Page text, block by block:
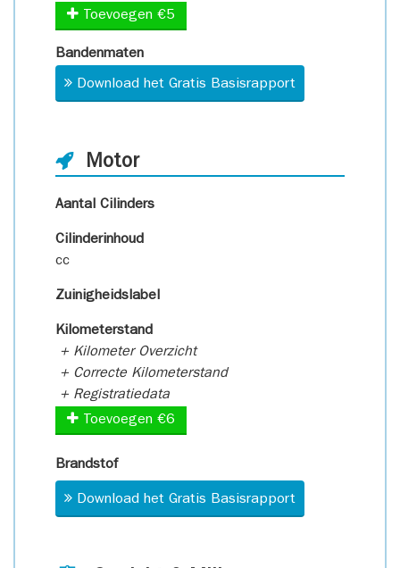
Toevoegen €5
Bandenmaten
Download het Gratis Basisrapport
Motor
Aantal Cilinders
Cilinderinhoud
cc
Zuinigheidslabel
Kilometerstand
+ Kilometer Overzicht
+ Correcte Kilometerstand
+ Registratiedata
Toevoegen €6
Brandstof
Download het Gratis Basisrapport